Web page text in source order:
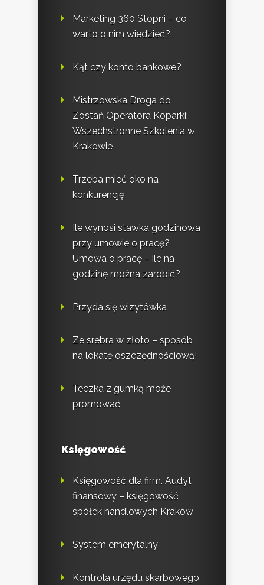
Marketing 360 Stopni – co
warto o nim wiedzieć?
Kąt czy konto bankowe?
Mistrzowska Droga do
Zostań Operatora Koparki:
Wszechstronne Szkolenia w
Krakowie
Trzeba mieć oko na
konkurencję
Ile wynosi stawka godzinowa
przy umowie o pracę?
Umowa o pracę – ile na
godzinę można zarobić?
Przyda się wizytówka
Ze srebra w złoto – sposób
na lokatę oszczędnościową!
Teczka z gumką może
promować
Księgowość
Księgowość dla firm. Audyt
finansowy – księgowość
spółek handlowych Kraków
System emerytalny
Kontrola urzędu skarbowego.